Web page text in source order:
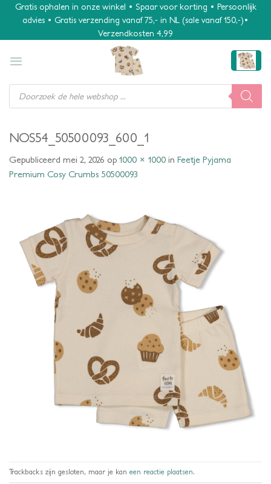
Gratis ophalen in onze winkel • Spaar voor korting • Persoonlijk
advies • Gratis verzending vanaf 75,- in NL (sale vanaf 150,-)•
Verzendkosten 4,99
Producten
zoeken
NOS54_50500093_600_1
Gepubliceerd mei 2, 2026 op 1000 × 1000 in Feetje Pyjama
Premium Cosy Crumbs 50500093
Trackbacks zijn gesloten, maar je kan een reactie plaatsen.